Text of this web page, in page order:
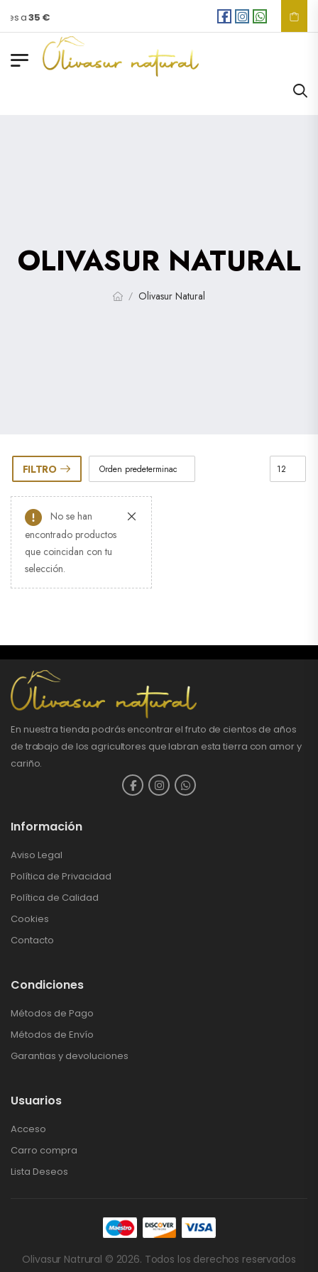
a35 €
OLIVASUR NATURAL
/ Olivasur Natural
FILTRO
No se han
encontrado productos
que coincidan con tu
selección.
En nuestra tienda podrás encontrar el fruto de cientos de años
de trabajo de los agricultores que labran esta tierra con amor y
cariño.
Información
Aviso Legal
Política de Privacidad
Política de Calidad
Cookies
Contacto
Condiciones
Métodos de Pago
Métodos de Envío
Garantias y devoluciones
Usuarios
Acceso
Carro compra
Lista Deseos
Olivasur Natrural © 2026. Todos los derechos reservados